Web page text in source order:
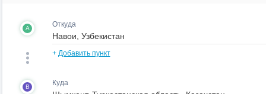
A Откуда
+ Добавить пункт
B Куда